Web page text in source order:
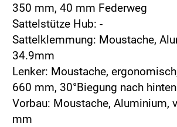
350 mm, 40 mm Federweg
Sattelstütze Hub: -
Sattelklemmung: Moustache,
34.9mm
Lenker: Moustache,
660 mm, 30°Biegung nach hinten
Vorbau: Moustache, Aluminium,
mm